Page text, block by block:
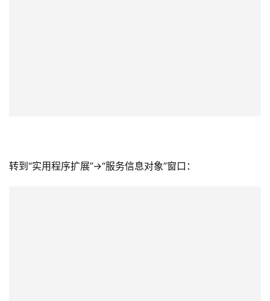
转到“实用程序扩展”->“服务信息对象”窗口：